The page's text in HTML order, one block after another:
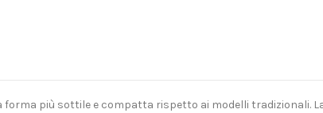
più sottile e compatta rispetto ai modelli tradizionali.